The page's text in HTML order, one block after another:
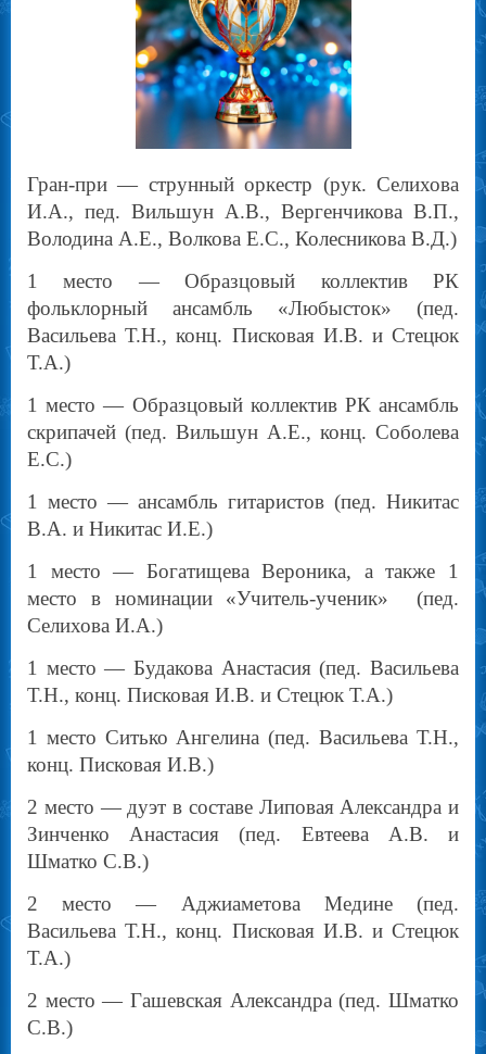
Гран-при — струнный оркестр (рук. Селихова
И.А., пед. Вильшун А.В., Вергенчикова В.П.,
Володина А.Е., Волкова Е.С., Колесникова В.Д.)
1 место — Образцовый коллектив РК
фольклорный ансамбль «Любысток» (пед.
Васильева Т.Н., конц. Писковая И.В. и Стецюк
Т.А.)
1 место — Образцовый коллектив РК ансамбль
скрипачей (пед. Вильшун А.Е., конц. Соболева
Е.С.)
1 место — ансамбль гитаристов (пед. Никитас
В.А. и Никитас И.Е.)
1 место — Богатищева Вероника, а также 1
место в номинации «Учитель-ученик» (пед.
Селихова И.А.)
1 место — Будакова Анастасия (пед. Васильева
Т.Н., конц. Писковая И.В. и Стецюк Т.А.)
1 место Ситько Ангелина (пед. Васильева Т.Н.,
конц. Писковая И.В.)
2 место — дуэт в составе Липовая Александра и
Зинченко Анастасия (пед. Евтеева А.В. и
Шматко С.В.)
2 место — Аджиаметова Медине (пед.
Васильева Т.Н., конц. Писковая И.В. и Стецюк
Т.А.)
2 место — Гашевская Александра (пед. Шматко
С.В.)